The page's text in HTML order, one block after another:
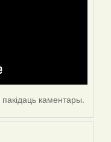
пакідаць каментары.